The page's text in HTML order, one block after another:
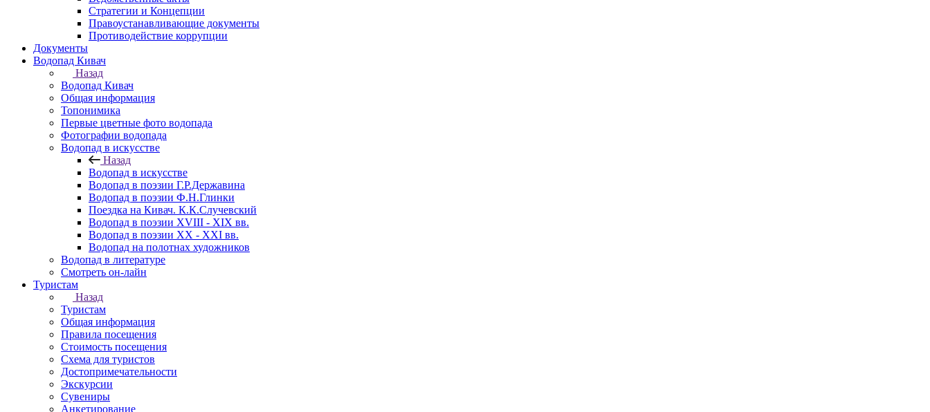
Стратегии и Концепции
Правоустанавливающие документы
Противодействие коррупции
Документы
Водопад Кивач
Назад
Водопад Кивач
Общая информация
Топонимика
Первые цветные фото водопада
Фотографии водопада
Водопад в искусстве
Назад
Водопад в искусстве
Водопад в поэзии Г.Р.Державина
Водопад в поэзии Ф.Н.Глинки
Поездка на Кивач. К.К.Случевский
Водопад в поэзии XVIII - XIX вв.
Водопад в поэзии XX - XXI вв.
Водопад на полотнах художников
Водопад в литературе
Смотреть он-лайн
Туристам
Назад
Туристам
Общая информация
Правила посещения
Стоимость посещения
Схема для туристов
Достопримечательности
Экскурсии
Сувениры
Анкетирование